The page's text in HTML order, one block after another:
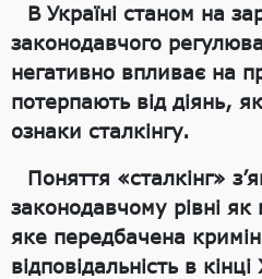
В Україні станом на
законодавчого
негативно впливає на
потерпають від діянь,
ознаки сталкінгу.
Поняття «сталкінг»
законодавчому рівні
яке передбачена
відповідальність в